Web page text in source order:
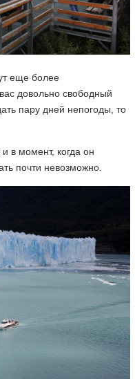
еще более
довольно свободный
пару дней непогоды, то
в момент, когда он
почти невозможно.